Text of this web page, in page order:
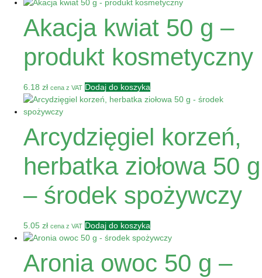
Akacja kwiat 50 g –
produkt kosmetyczny
6.18 zł cena z VAT Dodaj do koszyka
Arcydzięgiel korzeń,
herbatka ziołowa 50 g
– środek spożywczy
5.05 zł cena z VAT Dodaj do koszyka
Aronia owoc 50 g –